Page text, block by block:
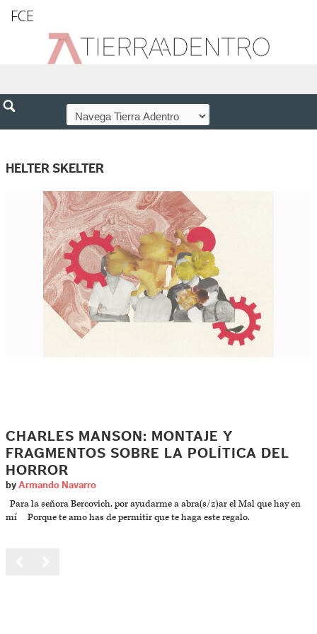
FCE
HELTER SKELTER
CHARLES MANSON: MONTAJE Y
FRAGMENTOS SOBRE LA POLÍTICA DEL
HORROR
by Armando Navarro
Para la señora Bercovich, por ayudarme a abra(s/z)ar el Mal que hay en
mí Porque te amo has de permitir que te haga este regalo.